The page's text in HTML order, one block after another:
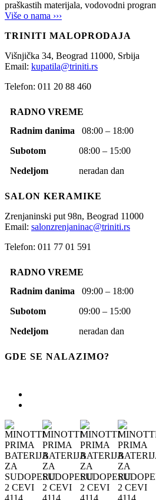
praškastih materijala, vodovodni
Više o nama ›››
TRINITI MALOPRODAJA
Višnjička 34, Beograd 11000, Srbija
Email: kupatila@triniti.rs
Telefon: 011 20 88 460
RADNO VREME
Radnim danima 08:00 – 18:00
Subotom 08:00 – 15:00
Nedeljom neradan dan
SALON KERAMIKE
Zrenjaninski put 98n, Beograd 11000
Email: salonzrenjaninac@triniti.rs
Telefon: 011 77 01 591
RADNO VREME
Radnim danima 09:00 – 18:00
Subotom 09:00 – 15:00
Nedeljom neradan dan
GDE SE NALAZIMO?